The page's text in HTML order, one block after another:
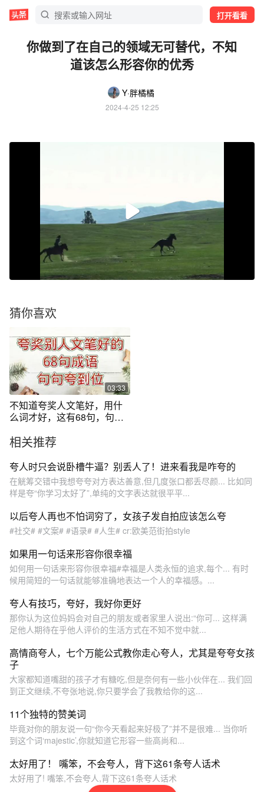
打开看看
你做到了在自己的领域无可替代，不知
道该怎么形容你的优秀
Y·胖橘橘
2024-4-25 12:25
猜你喜欢
03:33
不知道夸奖人文笔好，用什
么词才好，这有68句，句句
相关推荐
夸人时只会说卧槽牛逼？别丢人了！进来看我是咋夸的
在觥筹交错中我想夸夸对方表达善意,但几度张口都丢尽颜... 比如同
样是夸“你学习太好了”,单纯的文字表达就很平平...
以后夸人再也不怕词穷了，女孩子发自拍应该怎么夸 ​
#社交# #文案# #语录# #人生# cr:欧美范街拍style
如果用一句话来形容你很幸福
如何用一句话来形容你很幸福#幸福是人类永恒的追求,每个... 有时
候用简短的一句话就能够准确地表达一个人的幸福感。...
夸人有技巧，夸好，我好你更好
那你认为这位妈妈会对自己的朋友或者家里人说出:“你可... 这样满
足他人期待在乎他人评价的生活方式在不知不觉中就...
高情商夸人，七个万能公式教你走心夸人，尤其是夸夸女孩
子
大家都知道嘴甜的孩子才有糖吃,但是奈何有一些小伙伴在... 我们回
到正文继续,不夸张地说,你只要学会了我教给你的这...
11个独特的赞美词
毕竟对你的朋友说一句“你今天看起来好极了”并不是很难... 当你听
到这个词‘majestic’,你就知道它形容一些高尚和...
太好用了！ 嘴笨，不会夸人，背下这61条夸人话术
太好用了! 嘴笨,不会夸人,背下这61条夸人话术